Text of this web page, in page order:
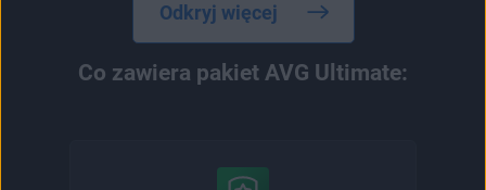
Odkryj więcej
Co zawiera pakiet AVG Ultimate: